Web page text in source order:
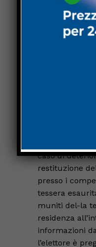
Orari di
particolare
Elettorale del
familiari
Giacomo,
ore 7.00 alle
comunale di
15.00 alle ore
Duplicati
caso di
restituzione
presso i
tessera
muniti del-la
residenza
informazioni
l’elettore è